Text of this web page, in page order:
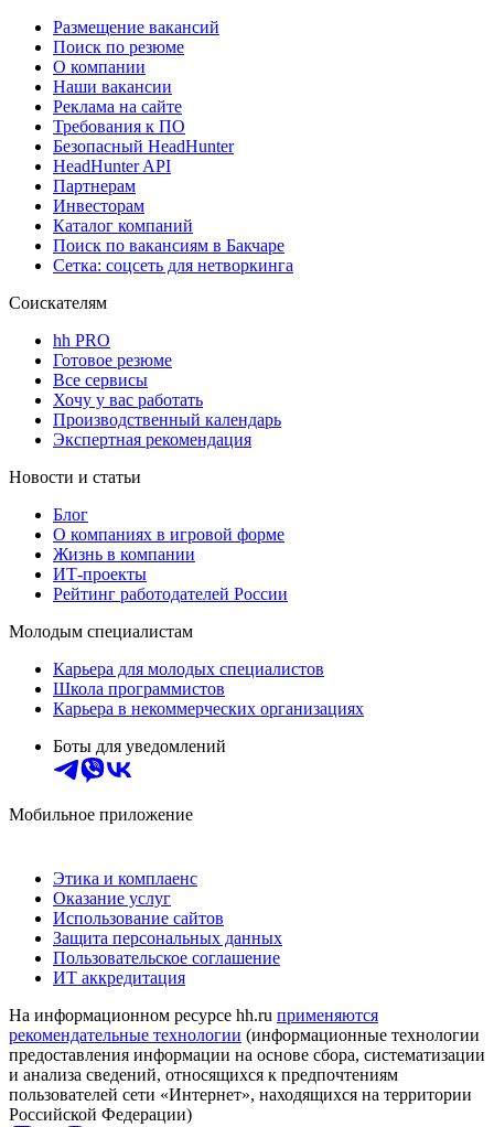
Размещение вакансий
Поиск по резюме
О компании
Наши вакансии
Реклама на сайте
Требования к ПО
Безопасный HeadHunter
HeadHunter API
Партнерам
Инвесторам
Каталог компаний
Поиск по вакансиям в Бакчаре
Сетка: соцсеть для нетворкинга
Соискателям
hh PRO
Готовое резюме
Все сервисы
Хочу у вас работать
Производственный календарь
Экспертная рекомендация
Новости и статьи
Блог
О компаниях в игровой форме
Жизнь в компании
ИТ-проекты
Рейтинг работодателей России
Молодым специалистам
Карьера для молодых специалистов
Школа программистов
Карьера в некоммерческих организациях
Боты для уведомлений
Мобильное приложение
Этика и комплаенс
Оказание услуг
Использование сайтов
Защита персональных данных
Пользовательское соглашение
ИТ аккредитация
На информационном ресурсе hh.ru применяются
рекомендательные технологии (информационные технологии
предоставления информации на основе сбора, систематизации
и анализа сведений, относящихся к предпочтениям
пользователей сети «Интернет», находящихся на территории
Российской Федерации)